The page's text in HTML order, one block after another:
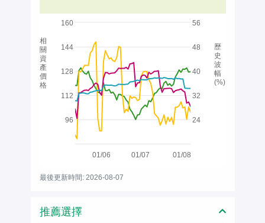
01/06 01/07 01/08
96
112
128
144
160
24
32
40
48
56
相
關
資
產
價
格
歷
史
波
幅
(%)
最後更新時間: 2026-08-07
推薦選擇